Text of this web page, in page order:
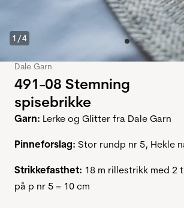
1 /4
Dale Garn
491-08 Stemning
spisebrikke
Garn: Lerke og Glitter fra Dale Garn
Pinneforslag: Stor rundp nr 5, Hekle
Strikkefasthet: 18 m rillestrikk med 2
på p nr 5 = 10 cm